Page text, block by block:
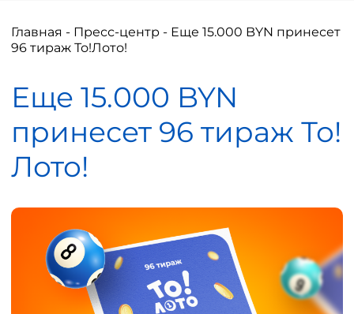
Главная - Пресс-центр - Еще 15.000 BYN принесет
96 тираж То!Лото!
Еще 15.000 BYN
принесет 96 тираж То!
Лото!